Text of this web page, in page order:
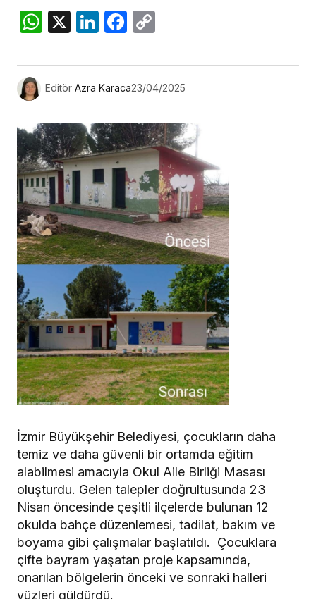
WhatsApp
X LinkedIn
Facebook
Editör Azra Karaca23/04/2025
İzmir Büyükşehir Belediyesi, çocukların daha
temiz ve daha güvenli bir ortamda eğitim
alabilmesi amacıyla Okul Aile Birliği Masası
oluşturdu. Gelen talepler doğrultusunda 23
Nisan öncesinde çeşitli ilçelerde bulunan 12
okulda bahçe düzenlemesi, tadilat, bakım ve
boyama gibi çalışmalar başlatıldı. Çocuklara
çifte bayram yaşatan proje kapsamında,
onarılan bölgelerin önceki ve sonraki halleri
yüzleri güldürdü.